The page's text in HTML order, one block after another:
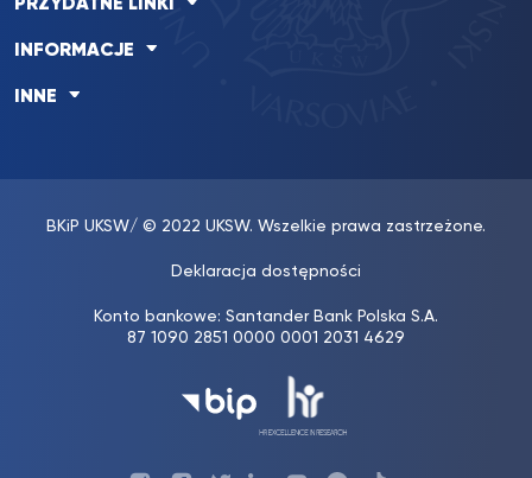
PRZYDATNE LINKI
INFORMACJE
INNE
BKiP UKSW/ © 2022 UKSW. Wszelkie prawa zastrzeżone.
Deklaracja dostępności
Konto bankowe: Santander Bank Polska S.A.
87 1090 2851 0000 0001 2031 4629